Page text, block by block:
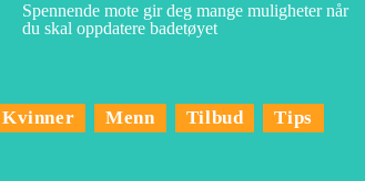
Spennende mote gir deg mange muligheter når
du skal oppdatere badetøyet
Kvinner Menn Tilbud Tips